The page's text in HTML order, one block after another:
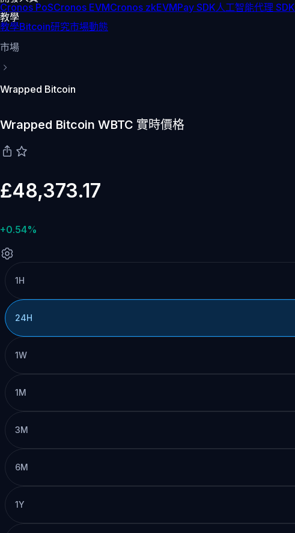
Cronos PoSCronos EVMCronos zkEVMPay SDK人工智能代理 SDK
教學
教學Bitcoin研究市場動態
市場
Wrapped Bitcoin
Wrapped Bitcoin WBTC 實時價格
£48,373.17
+0.54%
1H
24H
1W
1M
3M
6M
1Y